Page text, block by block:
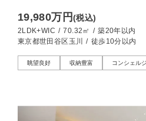
19,980万円(税込)
2LDK+WIC / 70.32㎡ / 築20年以内
東京都世田谷区玉川
/ 徒歩10分以内
眺望良好 収納豊富 コンシェル